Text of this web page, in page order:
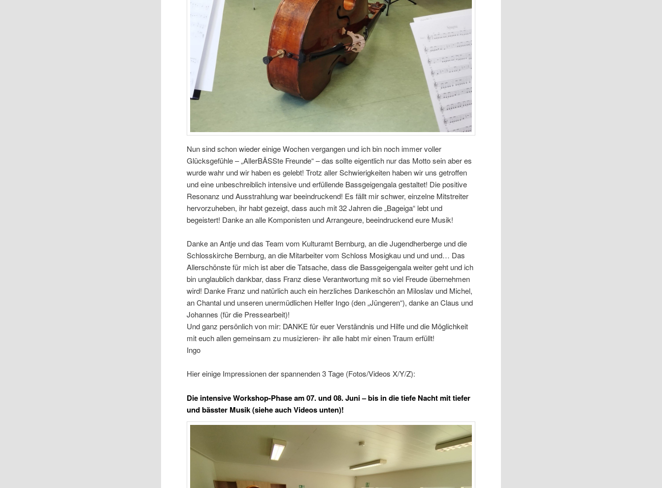
Nun sind schon wieder einige Wochen vergangen und ich bin noch immer voller
Glücksgefühle – „AllerBÄSSte Freunde“ – das sollte eigentlich nur das Motto sein aber es
wurde wahr und wir haben es gelebt! Trotz aller Schwierigkeiten haben wir uns getroffen
und eine unbeschreiblich intensive und erfüllende Bassgeigengala gestaltet! Die positive
Resonanz und Ausstrahlung war beeindruckend! Es fällt mir schwer, einzelne Mitstreiter
hervorzuheben, ihr habt gezeigt, dass auch mit 32 Jahren die „Bageiga“ lebt und
begeistert! Danke an alle Komponisten und Arrangeure, beeindruckend eure Musik!
Danke an Antje und das Team vom Kulturamt Bernburg, an die Jugendherberge und die
Schlosskirche Bernburg, an die Mitarbeiter vom Schloss Mosigkau und und und… Das
Allerschönste für mich ist aber die Tatsache, dass die Bassgeigengala weiter geht und ich
bin unglaublich dankbar, dass Franz diese Verantwortung mit so viel Freude übernehmen
wird! Danke Franz und natürlich auch ein herzliches Dankeschön an Miloslav und Michel,
an Chantal und unseren unermüdlichen Helfer Ingo (den „Jüngeren“), danke an Claus und
Johannes (für die Pressearbeit)!
Und ganz persönlich von mir: DANKE für euer Verständnis und Hilfe und die Möglichkeit
mit euch allen gemeinsam zu musizieren- ihr alle habt mir einen Traum erfüllt!
Ingo
Hier einige Impressionen der spannenden 3 Tage (Fotos/Videos X/Y/Z):
Die intensive Workshop-Phase am 07. und 08. Juni – bis in die tiefe Nacht mit tiefer
und bässter Musik (siehe auch Videos unten)!